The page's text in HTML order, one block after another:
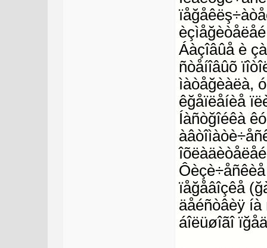
Áàçîâûå è
ñòåíîâûõ
ìàòåğèàëà,
êğåïëåíèå
Íàñòğîéêà
ïåğåâîçêå
äåéñòâèÿ
áîëüøîãî